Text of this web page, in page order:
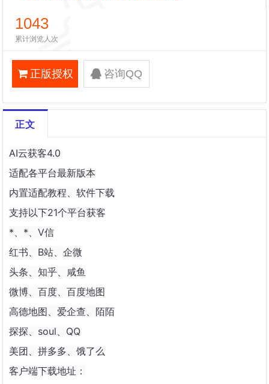
1043
累计浏览人次
正版授权 咨询QQ
正文
AI云获客4.0
适配各平台最新版本
内置适配教程、软件下载
支持以下21个平台获客
*、*、V信
红书、B站、企微
头条、知乎、咸鱼
微博、百度、百度地图
高德地图、爱企查、陌陌
探探、soul、QQ
美团、拼多多、饿了么
客户端下载地址：